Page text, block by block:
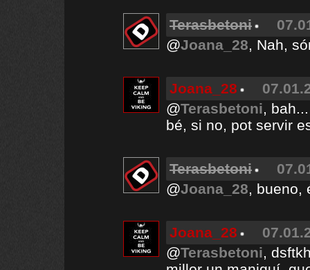
Terasbetoni
@Joana_28, Nah,
Joana_28
@Terasbetoni,
bé, si no, pot servir
Terasbetoni
@Joana_28, bueno,
Joana_28
@Terasbetoni,